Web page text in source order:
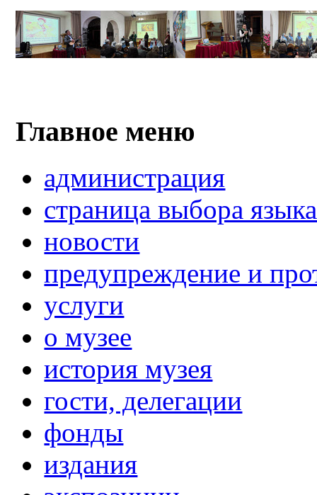
Главное меню
администрация
страница выбора языка
новости
предупреждение и
услуги
о музее
история музея
гости, делегации
фонды
издания